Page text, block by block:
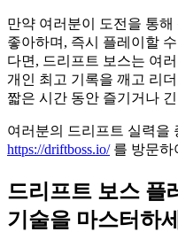
만약 여러분이 도전을 통
좋아하며, 즉시 플레이할
다면, 드리프트 보스는 여
개인 최고 기록을 깨고 리
짧은 시간 동안 즐기거나
여러분의 드리프트 실력을
https://driftboss.io/를 방문하
드리프트 보스 플
기술을 마스터하